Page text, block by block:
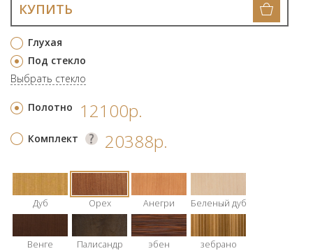
Глухая
Под стекло
Выбрать стекло
КУПИТЬ
Полотно 12100р.
Комплект 20388р.
Дуб Орех Анегри Беленый дуб
Венге Палисандр эбен зебрано